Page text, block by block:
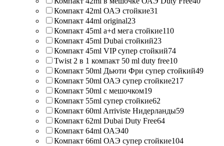
Компакт 42ml ОАЭ стойкие31
Компакт 44ml original23
Компакт 45ml a+d мега стойкие110
Компакт 45ml Dubai стойкий23
Компакт 45ml VIP супер стойкий74
Twist 2 в 1 компакт 50 ml duty free10
Компакт 50ml Дьюти Фри супер стойкий49
Компакт 50ml ОАЭ супер стойкие217
Компакт 50ml с мешочком19
Компакт 55ml супер стойкие62
Компакт 60ml Arriviste Нидерланды59
Компакт 62ml Dubai Duty Free64
Компакт 64ml ОАЭ40
Компакт 66ml ОАЭ супер стойкие104